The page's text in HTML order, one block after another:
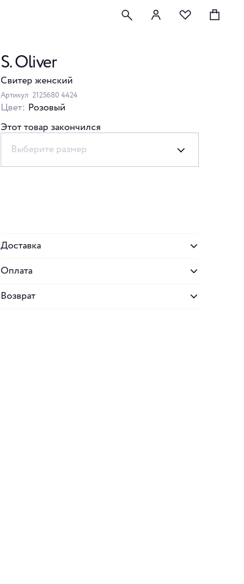
S. Oliver
Свитер женский
Артикул 2125680 4424
Цвет: Розовый
Этот товар закончился
Выберите размер
Доставка
Оплата
Возврат